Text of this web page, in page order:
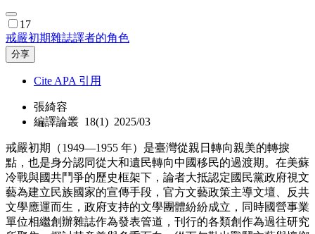
17
戒嚴初期雜誌譯者的角色
分享
Cite APA 引用
張綺容
編譯論叢 18(1) 2025/03
戒嚴初期（1949—1955 年）是臺灣從親日轉向親美的轉捩
點，也是身分認同從大和遺民轉向中國移民的過渡期。在美蘇
冷戰與國共鬥爭的歷史框架下，論者大抵認定國民黨政府視文
藝為建立民族國家的宣傳手段，官方文藝政策主導文壇、反共
文學應運而生，政府支持的文學團體紛紛成立，同時國營事業
單位相繼創辦雜誌作為發表管道，刊行的各類創作為過往研究